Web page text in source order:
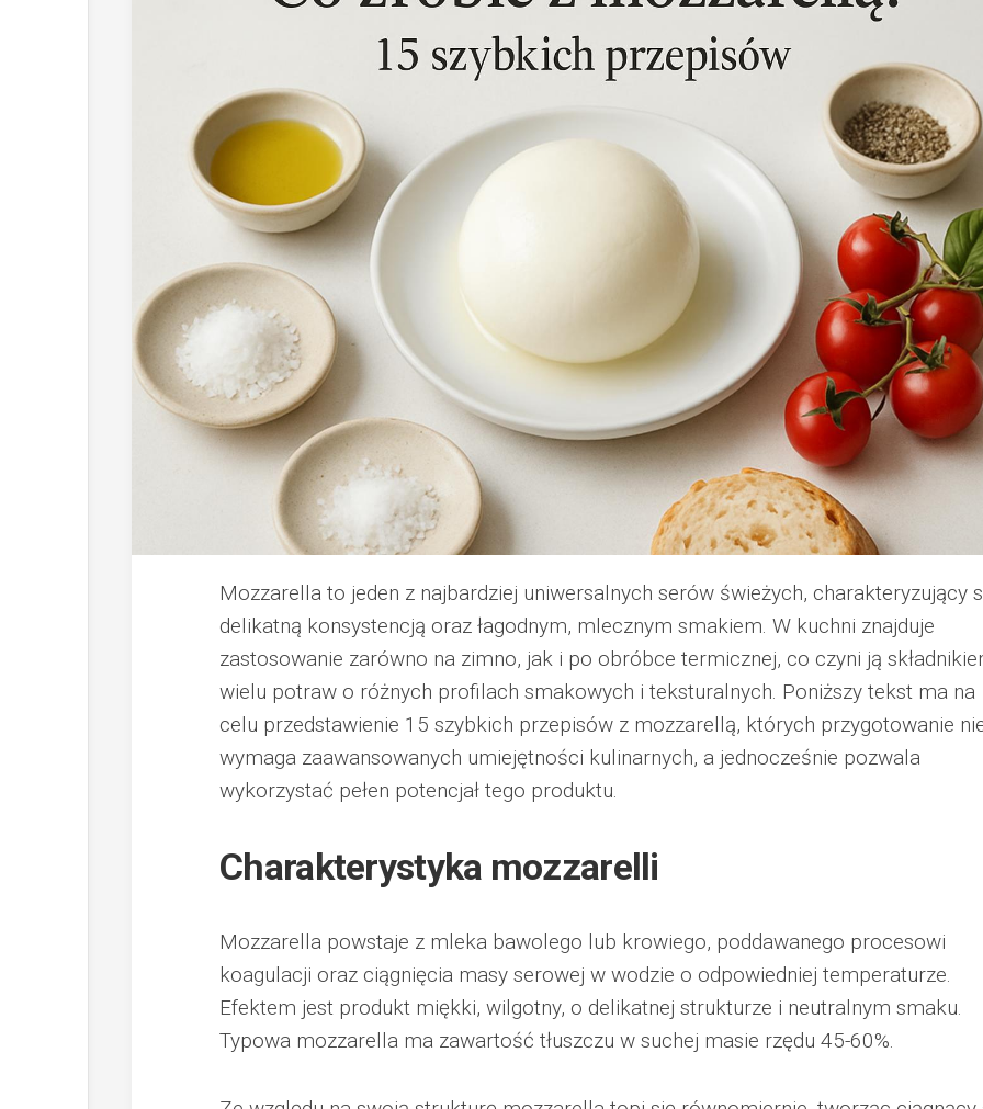
Mozzarella to jeden z najbardziej uniwersalnych serów świeżych, charakteryzujący
delikatną konsystencją oraz łagodnym, mlecznym smakiem. W kuchni znajduje
zastosowanie zarówno na zimno, jak i po obróbce termicznej, co czyni ją
wielu potraw o różnych profilach smakowych i teksturalnych. Poniższy tekst ma na
celu przedstawienie 15 szybkich przepisów z mozzarellą, których przygotowanie
wymaga zaawansowanych umiejętności kulinarnych, a jednocześnie pozwala
wykorzystać pełen potencjał tego produktu.
Charakterystyka mozzarelli
Mozzarella powstaje z mleka bawolego lub krowiego, poddawanego procesowi
koagulacji oraz ciągnięcia masy serowej w wodzie o odpowiedniej temperaturze.
Efektem jest produkt miękki, wilgotny, o delikatnej strukturze i neutralnym smaku.
Typowa mozzarella ma zawartość tłuszczu w suchej masie rzędu 45-60%.